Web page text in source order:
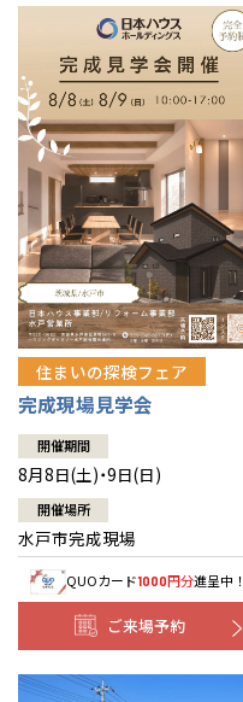
住まいの探検フェア
完成現場見学会
開催期間
8月8日(土)・9日(日)
開催場所
水戸市完成現場
QUOカード1000円分進呈中！
ご来場予約